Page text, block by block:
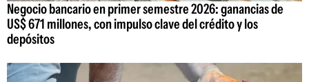
Negocio bancario en primer semestre 2026: ganancias de
US$ 671 millones, con impulso clave del crédito y los
depósitos